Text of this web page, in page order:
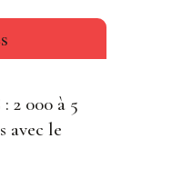
2 000 à 5
avec le